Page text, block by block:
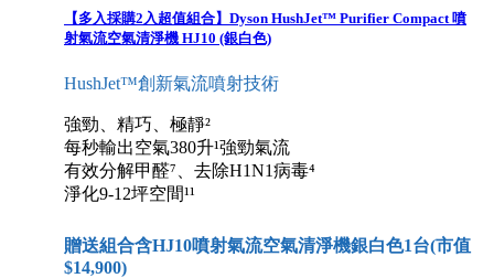
【多入採購2入超值組合】Dyson HushJet™ Purifier Compact 噴
射氣流空氣清淨機 HJ10 (銀白色)
HushJet™創新氣流噴射技術
強勁、精巧、極靜²
每秒輸出空氣380升¹強勁氣流
有效分解甲醛⁷、去除H1N1病毒⁴
淨化9-12坪空間¹¹
贈送組合含HJ10噴射氣流空氣清淨機銀白色1台(市值
$14,900)